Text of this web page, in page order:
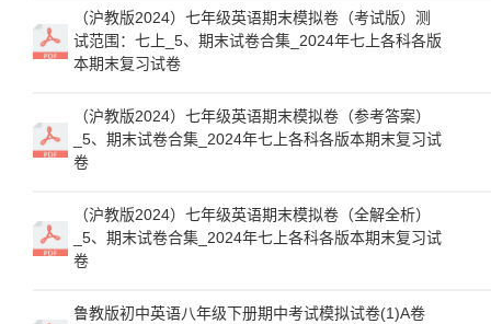
（沪教版2024）七年级英语期末模拟卷（考试版）测
试范围：七上_5、期末试卷合集_2024年七上各科各版
本期末复习试卷
（沪教版2024）七年级英语期末模拟卷（参考答案）
_5、期末试卷合集_2024年七上各科各版本期末复习试
卷
（沪教版2024）七年级英语期末模拟卷（全解全析）
_5、期末试卷合集_2024年七上各科各版本期末复习试
卷
鲁教版初中英语八年级下册期中考试模拟试卷(1)A卷